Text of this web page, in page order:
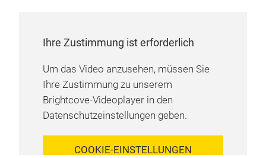
Ihre Zustimmung ist erforderlich
Um das Video anzusehen, müssen Sie
Ihre Zustimmung zu unserem
Brightcove-Videoplayer in den
Datenschutzeinstellungen geben.
COOKIE-EINSTELLUNGEN